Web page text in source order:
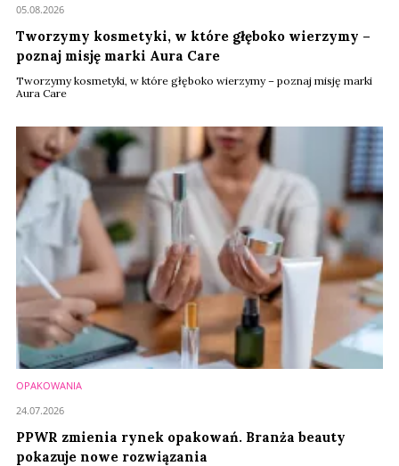
Tworzymy kosmetyki, w które głęboko wierzymy –
poznaj misję marki Aura Care
Tworzymy kosmetyki, w które głęboko wierzymy – poznaj misję marki
Aura Care
05.08.2026
OPAKOWANIA
PPWR zmienia rynek opakowań. Branża beauty
pokazuje nowe rozwiązania
24.07.2026